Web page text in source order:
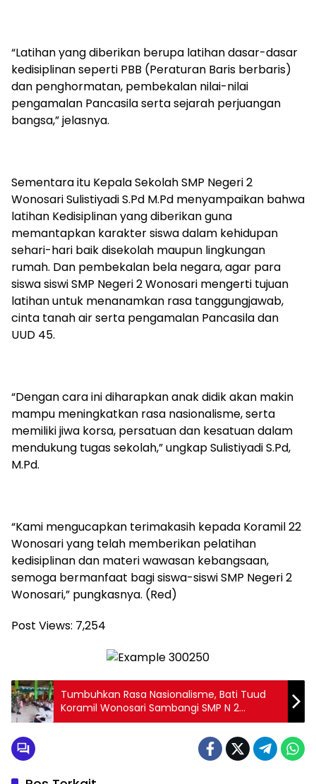
“Latihan yang diberikan berupa latihan dasar-dasar
kedisiplinan seperti PBB (Peraturan Baris berbaris)
dan penghormatan, pembekalan nilai-nilai
pengamalan Pancasila serta sejarah perjuangan
bangsa,” jelasnya.
Sementara itu Kepala Sekolah SMP Negeri 2
Wonosari Sulistiyadi S.Pd M.Pd menyampaikan bahwa
latihan Kedisiplinan yang diberikan guna
memantapkan karakter siswa dalam kehidupan
sehari-hari baik disekolah maupun lingkungan
rumah. Dan pembekalan bela negara, agar para
siswa siswi SMP Negeri 2 Wonosari mengerti tujuan
latihan untuk menanamkan rasa tanggungjawab,
cinta tanah air serta pengamalan Pancasila dan
UUD 45.
“Dengan cara ini diharapkan anak didik akan makin
mampu meningkatkan rasa nasionalisme, serta
memiliki jiwa korsa, persatuan dan kesatuan dalam
mendukung tugas sekolah,” ungkap Sulistiyadi S.Pd,
M.Pd.
“Kami mengucapkan terimakasih kepada Koramil 22
Wonosari yang telah memberikan pelatihan
kedisiplinan dan materi wawasan kebangsaan,
semoga bermanfaat bagi siswa-siswi SMP Negeri 2
Wonosari,” pungkasnya. (Red)
Post Views: 7,254
Tumbuhkan Rasa Nasionalisme, Bati Tuud
Koramil Wonosari Sambangi SMP N 2
Wonosari